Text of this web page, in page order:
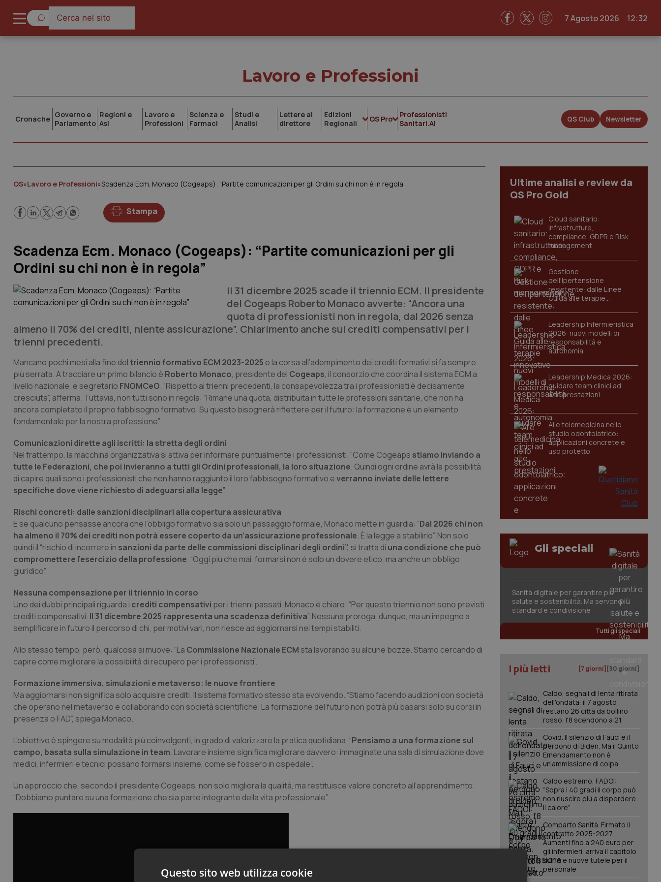
7 Agosto 2026 12:32
Lavoro e Professioni
Cronache Governo e
Parlamento
Regioni e
Asl
Lavoro e
Professioni
Scienza e
Farmaci
Studi e
Analisi
Lettere al
direttore
Edizioni
Regionali
QS Pro
Professionisti
Sanitari.AI
QS Club Newsletter
QS»Lavoro e Professioni»Scadenza Ecm. Monaco (Cogeaps): “Partite comunicazioni per gli Ordini su chi non è in regola”
Stampa
Scadenza Ecm. Monaco (Cogeaps): “Partite comunicazioni per gli
Ordini su chi non è in regola”
Il 31 dicembre 2025 scade il triennio ECM. Il presidente
del Cogeaps Roberto Monaco avverte: “Ancora una
quota di professionisti non in regola, dal 2026 senza
almeno il 70% dei crediti, niente assicurazione”. Chiarimento anche sui crediti compensativi per i
trienni precedenti.
Mancano pochi mesi alla fine deltriennio formativo ECM 2023-2025 e la corsa all’adempimento dei crediti formativi si fa sempre
più serrata. A tracciare un primo bilancio è Roberto Monaco, presidente del Cogeaps, il consorzio che coordina il sistema ECM a
livello nazionale, e segretario FNOMCeO. “Rispetto ai trienni precedenti, la consapevolezza tra i professionisti è decisamente
cresciuta”, afferma. Tuttavia, non tutti sono in regola: “Rimane una quota, distribuita in tutte le professioni sanitarie, che non ha
ancora completato il proprio fabbisogno formativo. Su questo bisognerà riflettere per il futuro: la formazione è un elemento
fondamentale per la nostra professione”.
Comunicazioni dirette agli iscritti: la stretta degli ordini
Nel frattempo, la macchina organizzativa si attiva per informare puntualmente i professionisti. “Come Cogeaps stiamo inviando a
tutte le Federazioni, che poi invieranno a tutti gli Ordini professionali, la loro situazione. Quindi ogni ordine avrà la possibilità
di capire quali sono i professionisti che non hanno raggiunto il loro fabbisogno formativo everranno inviate delle lettere
specifiche dove viene richiesto di adeguarsi alla legge”.
Rischi concreti: dalle sanzioni disciplinari alla copertura assicurativa
E se qualcuno pensasse ancora che l’obbligo formativo sia solo un passaggio formale, Monaco mette in guardia: “Dal 2026 chi non
ha almeno il 70% dei crediti non potrà essere coperto da un’assicurazione professionale. È la legge a stabilirlo”. Non solo
quindi il “rischio di incorrere in sanzioni da parte delle commissioni disciplinari degli ordini”, si tratta di una condizione che può
compromettere l’esercizio della professione. “Oggi più che mai, formarsi non è solo un dovere etico, ma anche un obbligo
giuridico”.
Nessuna compensazione per il triennio in corso
Uno dei dubbi principali riguarda i crediti compensativi per i trienni passati. Monaco è chiaro: “Per questo triennio non sono previsti
crediti compensativi. Il 31 dicembre 2025 rappresenta una scadenza definitiva”. Nessuna proroga, dunque, ma un impegno a
semplificare in futuro il percorso di chi, per motivi vari, non riesce ad aggiornarsi nei tempi stabiliti.
Allo stesso tempo, però, qualcosa si muove: “La Commissione Nazionale ECM sta lavorando su alcune bozze. Stiamo cercando di
capire come migliorare la possibilità di recupero per i professionisti”.
Formazione immersiva, simulazioni e metaverso: le nuove frontiere
Ma aggiornarsi non significa solo acquisire crediti. Il sistema formativo stesso sta evolvendo. “Stiamo facendo audizioni con società
che operano nel metaverso e collaborando con società scientifiche. La formazione del futuro non potrà più basarsi solo su corsi in
presenza o FAD”, spiega Monaco.
L’obiettivo è spingere su modalità più coinvolgenti, in grado di valorizzare la pratica quotidiana. “Pensiamo a una formazione sul
campo, basata sulla simulazione in team. Lavorare insieme significa migliorare davvero: immaginate una sala di simulazione dove
medici, infermieri e tecnici possano formarsi insieme, come se fossero in ospedale”.
Un approccio che, secondo il presidente Cogeaps, non solo migliora la qualità, ma restituisce valore concreto all’apprendimento:
“Dobbiamo puntare su una formazione che sia parte integrante della vita professionale”.
Ultime analisi e review da
QS Pro Gold
Cloud sanitario:
infrastrutture,
compliance, GDPR e Risk
management
Gestione
dell'Ipertensione
resistente: dalle Linee
Guida alle terapie
innovative
Leadership Infermieristica
2026: nuovi modelli di
responsabilità e
autonomia
Leadership Medica 2026:
guidare team clinici ad
alte prestazioni
AI e telemedicina nello
studio odontoiatrico:
applicazioni concrete e
uso protetto
Gli speciali
Sanità digitale per garantire più
salute e sostenibilità. Ma servono
standard e condivisione
Tutti gli speciali
I più letti [7 giorni] [30 giorni]
Caldo, segnali di lenta ritirata
dell'ondata: il 7 agosto
restano 26 città da bollino
rosso, l'8 scendono a 21
Covid. Il silenzio di Fauci e il
perdono di Biden. Ma il Quinto
Emendamento non è
un’ammissione di colpa
Caldo estremo, FADOI:
“Sopra i 40 gradi il corpo può
non riuscire più a disperdere
il calore”
Comparto Sanità. Firmato il
contratto 2025-2027.
Aumenti fino a 240 euro per
gli infermieri, arriva il capitolo
sull'IA e nuove tutele per il
personale
Questo sito web utilizza cookie